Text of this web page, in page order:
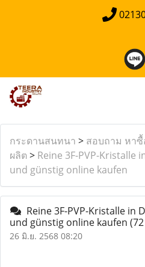
กระดานสนทนา > สอบถาม หาซื้
ผลิต > Reine 3F-PVP-Kristalle
und günstig online kaufen
Reine 3F-PVP-Kristalle in
und günstig online kaufen
26 มิ.ย. 2568 08:20